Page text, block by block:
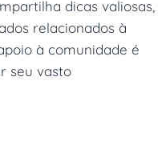
dicas valiosas,
relacionados à
à comunidade é
seu vasto